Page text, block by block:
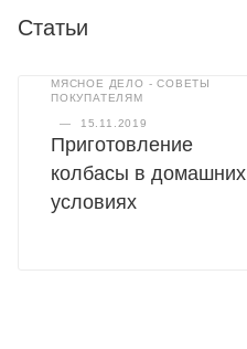
Статьи
МЯСНОЕ ДЕЛО - СОВЕТЫ
ПОКУПАТЕЛЯМ
— 15.11.2019
Приготовление
колбасы в домашних
условиях